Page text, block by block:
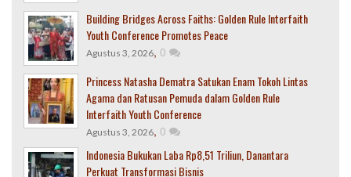
Building Bridges Across Faiths: Golden Rule Interfaith
Youth Conference Promotes Peace
Agustus 3, 2026, 0
Princess Natasha Dematra Satukan Enam Tokoh Lintas
Agama dan Ratusan Pemuda dalam Golden Rule
Interfaith Youth Conference
Agustus 3, 2026, 0
Indonesia Bukukan Laba Rp8,51 Triliun, Danantara
Perkuat Transformasi Bisnis